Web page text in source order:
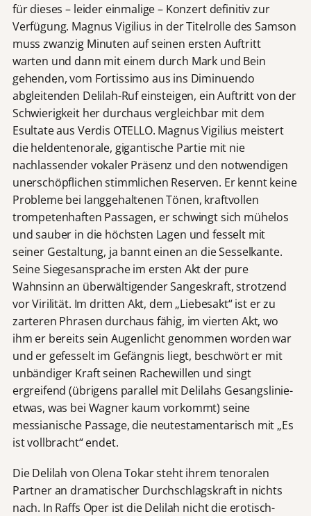
für dieses – leider einmalige – Konzert definitiv zur
Verfügung. Magnus Vigilius in der Titelrolle des Samson
muss zwanzig Minuten auf seinen ersten Auftritt
warten und dann mit einem durch Mark und Bein
gehenden, vom Fortissimo aus ins Diminuendo
abgleitenden Delilah-Ruf einsteigen, ein Auftritt von der
Schwierigkeit her durchaus vergleichbar mit dem
Esultate aus Verdis OTELLO. Magnus Vigilius meistert
die heldentenorale, gigantische Partie mit nie
nachlassender vokaler Präsenz und den notwendigen
unerschöpflichen stimmlichen Reserven. Er kennt keine
Probleme bei langgehaltenen Tönen, kraftvollen
trompetenhaften Passagen, er schwingt sich mühelos
und sauber in die höchsten Lagen und fesselt mit
seiner Gestaltung, ja bannt einen an die Sesselkante.
Seine Siegesansprache im ersten Akt der pure
Wahnsinn an überwältigender Sangeskraft, strotzend
vor Virilität. Im dritten Akt, dem „Liebesakt“ ist er zu
zarteren Phrasen durchaus fähig, im vierten Akt, wo
ihm er bereits sein Augenlicht genommen worden war
und er gefesselt im Gefängnis liegt, beschwört er mit
unbändiger Kraft seinen Rachewillen und singt
ergreifend (übrigens parallel mit Delilahs Gesangslinie-
etwas, was bei Wagner kaum vorkommt) seine
messianische Passage, die neutestamentarisch mit „Es
ist vollbracht“ endet.
Die Delilah von Olena Tokar steht ihrem tenoralen
Partner an dramatischer Durchschlagskraft in nichts
nach. In Raffs Oper ist die Delilah nicht die erotisch-